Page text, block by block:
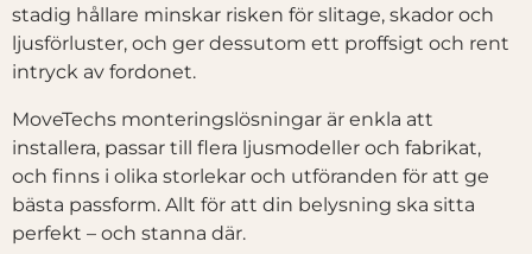
stadig hållare minskar risken för slitage, skador och
ljusförluster, och ger dessutom ett proffsigt och rent
intryck av fordonet.
MoveTechs monteringslösningar är enkla att
installera, passar till flera ljusmodeller och fabrikat,
och finns i olika storlekar och utföranden för att ge
bästa passform. Allt för att din belysning ska sitta
perfekt – och stanna där.